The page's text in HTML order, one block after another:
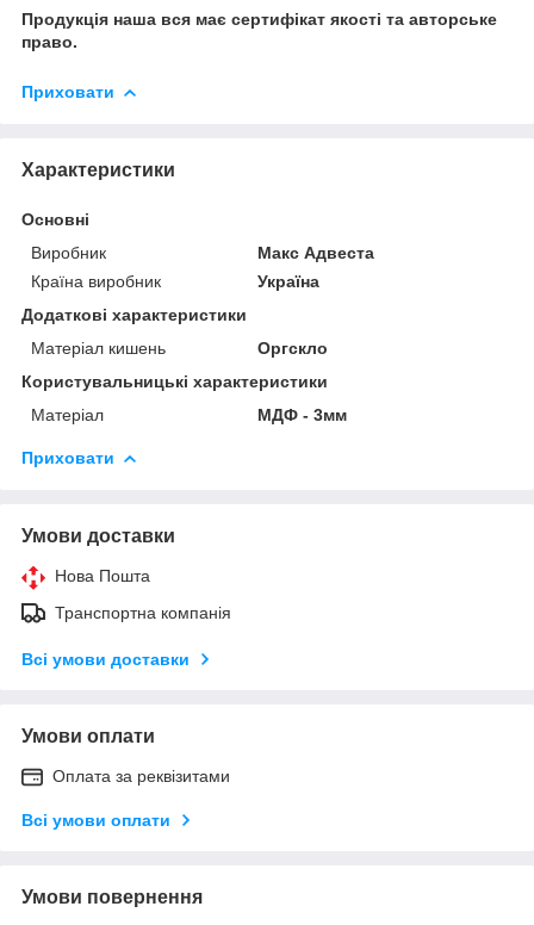
Продукція наша вся має сертифікат якості та авторське
право.
Приховати
Характеристики
Основні
Виробник
Макс Адвеста
Країна виробник
Україна
Додаткові характеристики
Матеріал кишень
Оргскло
Користувальницькі характеристики
Матеріал
МДФ - 3мм
Приховати
Умови доставки
Нова Пошта
Транспортна компанія
Всі умови доставки
Умови оплати
Оплата за реквізитами
Всі умови оплати
Умови повернення